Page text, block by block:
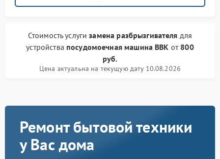
Стоимость услугизамена разбрызгивателя для
устройства посудомоечная машина BBK от 800
руб.
Цена актуальна на текущую дату 10.08.2026
Ремонт бытовой техники
у Вас дома